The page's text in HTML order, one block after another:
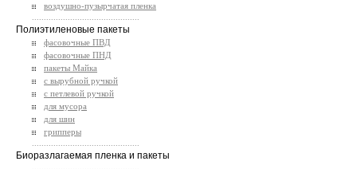
воздушно-пузырчатая пленка
Полиэтиленовые пакеты
фасовочные ПВД
фасовочные ПНД
пакеты Майка
с вырубной ручкой
с петлевой ручкой
для мусора
для шин
грипперы
Биоразлагаемая пленка и пакеты